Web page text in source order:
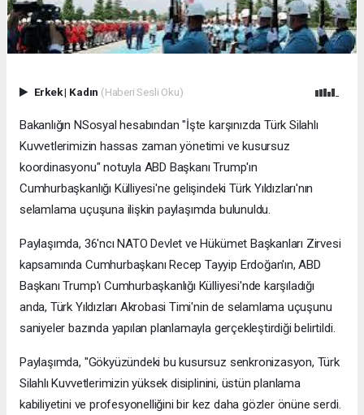
Erkek| Kadın (Haberi Sesli Oku)
Bakanlığın NSosyal hesabından "İşte karşınızda Türk Silahlı
Kuvvetlerimizin hassas zaman yönetimi ve kusursuz
koordinasyonu" notuyla ABD Başkanı Trump'ın
Cumhurbaşkanlığı Külliyesi'ne gelişindeki Türk Yıldızları'nın
selamlama uçuşuna ilişkin paylaşımda bulunuldu.
Paylaşımda, 36'ncı NATO Devlet ve Hükümet Başkanları Zirvesi
kapsamında Cumhurbaşkanı Recep Tayyip Erdoğan'ın, ABD
Başkanı Trump'ı Cumhurbaşkanlığı Külliyesi'nde karşıladığı
anda, Türk Yıldızları Akrobasi Timi'nin de selamlama uçuşunu
saniyeler bazında yapılan planlamayla gerçekleştirdiği belirtildi.
Paylaşımda, "Gökyüzündeki bu kusursuz senkronizasyon, Türk
Silahlı Kuvvetlerimizin yüksek disiplinini, üstün planlama
kabiliyetini ve profesyonelliğini bir kez daha gözler önüne serdi.